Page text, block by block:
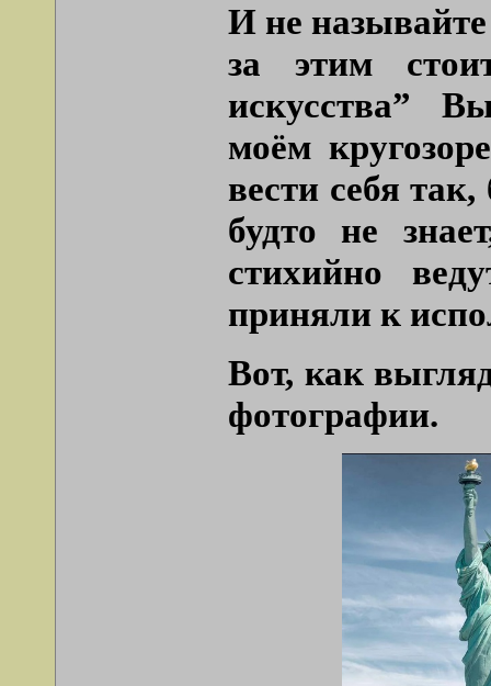
И не
за этим
искусства”
моём
вести себя
будто не
стихийно
приняли к
Вот, как
фотографии.